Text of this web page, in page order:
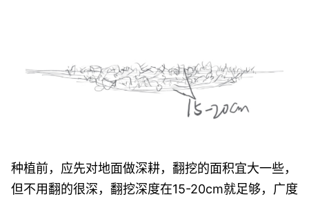
种植前，应先对地面做深耕，翻挖的面积宜大一些，
但不用翻的很深，翻挖深度在15-20cm就足够，广度